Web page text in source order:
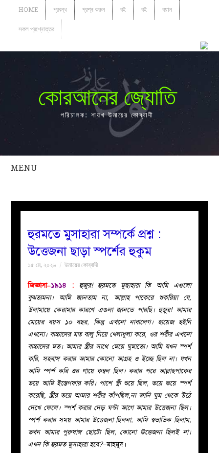
HOME প্রবন্ধ প্রশ্ন করুন বই বই বয়ান
সকল প্রশ্নোত্তর
কোরআনের জ্যোতি
পরিচালক: শায়খ উমায়ের কোব্বাদী
MENU
সকল
বয়ান
নারীদের
প্রশ্ন
হুরমতে মুসাহারা সম্পর্কে প্রশ্ন :
উত্তেজনা ছাড়া স্পর্শের হুকুম
১৫ মে, ২০২৬ উমায়ের কোব্বাদী
জিজ্ঞাসা–১৯১৪ :
হুজুর! হুরমতে মুছাহারা কি আমি এগুলো
বুঝতামনা। আমি জানতাম না, আল্লাহ পাকেরে শুকরিয়া যে,
উলামায়ে কেরামার কারণে এগুলা জানতে পারছি। হুজুর! আমার
মেয়ের বয়স ১০ বছর, কিন্তু এখনো নাবালেগ। হায়েজ হইনি
এখনো। বাচ্চাদের মত বালু নিয়ে খেলাধুলা করে, ওর শরীর এখনো
বাচ্চাদের মত। আমার স্ত্রীর সাথে মেয়ে ঘুমাতো। আমি যখন স্পর্শ
করি, সহবাস করার আমার কোনো আগ্রহ ও ইচ্ছে ছিল না। যখন
আমি স্পর্শ করি ওর গায়ে কম্বল ছিল। করার পরে আল্লাহপাকের
ভয়ে আমি ইস্তেগফার করি। পাশে স্ত্রী শুয়ে ছিল, ভয়ে ভয়ে স্পর্শ
করেছি, স্ত্রীর ভয়ে আমার শরীর কাঁপছিল,না জানি ঘুম থেকে উঠে
দেখে ফেলে। স্পর্শ করার দেড় ঘন্টা আগে আমার উত্তেজনা ছিল।
স্পর্শ করার সময় আমার উত্তেজনা ছিলনা, আমি স্বভাভিক ছিলাম,
তখন আমার পুরুষাঙ্গ ছোটো ছিল, কোনো উত্তেজনা ছিলই না।
এখন কি হুরমত মুসাহারা হবে?–মাহমুদ।